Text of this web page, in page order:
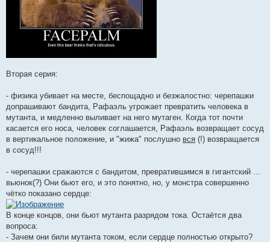
Вторая серия:
- физика убивает на месте, беспощадно и безжалостно: черепашки
допрашивают бандита, Рафаэль угрожает превратить человека в
мутанта, и медленно выливает на него мутаген. Когда тот почти
касается его носа, человек соглашается, Рафаэль возвращает сосуд
в вертикальное положение, и "жижа" послушно вся (!) возвращается
в сосуд!!!
- черепашки сражаются с бандитом, превратившимся в гигантский ...
вьюнок(?) Они бьют его, и это понятно, но, у монстра совершенно
чётко показано сердце:
В конце концов, они бьют мутанта разрядом тока. Остаётся два
вопроса:
- Зачем они били мутанта током, если сердце полностью открыто?